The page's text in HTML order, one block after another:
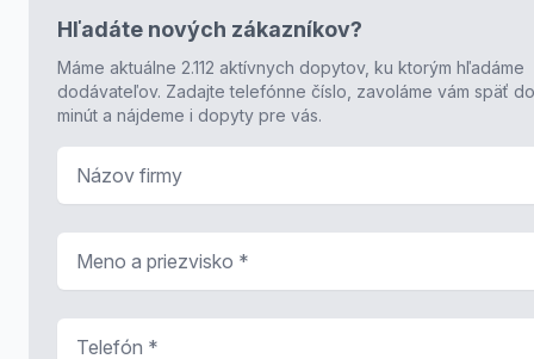
Hľadáte nových zákazníkov?
Máme aktuálne 2.112 aktívnych dopytov, ku ktorým hľadáme
dodávateľov. Zadajte telefónne číslo, zavoláme vám späť
minút a nájdeme i dopyty pre vás.